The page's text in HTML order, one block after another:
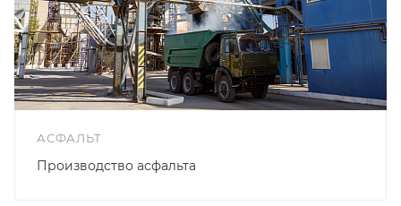
АСФАЛЬТ
Производство асфальта